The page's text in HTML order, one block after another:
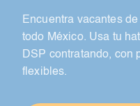
Encuentra vacantes
todo México. Usa tu
DSP contratando, con
flexibles.